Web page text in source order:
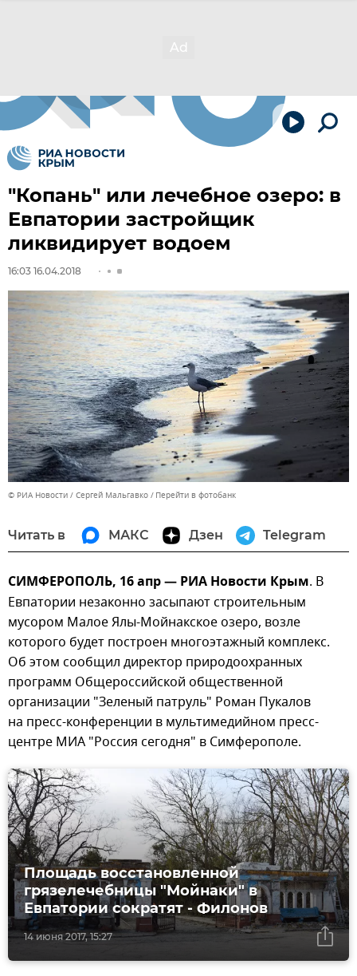
"Копань" или лечебное озеро: в
Евпатории застройщик
ликвидирует водоем
16:03 16.04.2018
© РИА Новости / Сергей Мальгавко Перейти в фотобанк
Читать в МАКС Дзен Telegram
СИМФЕРОПОЛЬ, 16 апр — РИА Новости Крым. В
Евпатории незаконно засыпают строительным
мусором Малое Ялы-Мойнакское озеро, возле
которого будет построен многоэтажный комплекс.
Об этом сообщил директор природоохранных
программ Общероссийской общественной
организации "Зеленый патруль" Роман Пукалов
на пресс-конференции в мультимедийном пресс-
центре МИА "Россия сегодня" в Симферополе.
14 июня 2017, 15:27
Площадь восстановленной
грязелечебницы "Мойнаки" в
Евпатории сократят - Филонов